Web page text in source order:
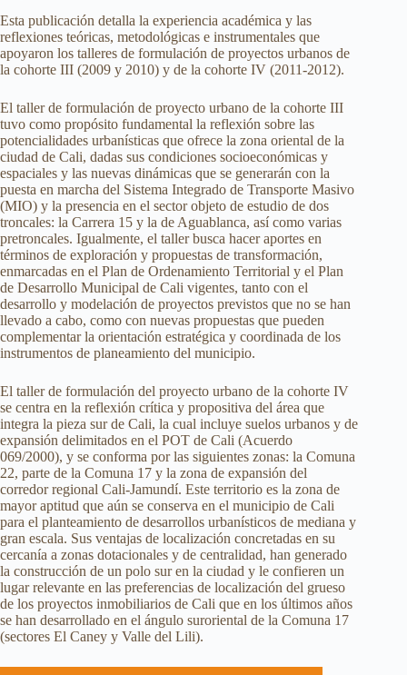
Esta publicación detalla la experiencia académica y las
reflexiones teóricas, metodológicas e instrumentales que
apoyaron los talleres de formulación de proyectos urbanos de
la cohorte III (2009 y 2010) y de la cohorte IV (2011-2012).
El taller de formulación de proyecto urbano de la cohorte III
tuvo como propósito fundamental la reflexión sobre las
potencialidades urbanísticas que ofrece la zona oriental de la
ciudad de Cali, dadas sus condiciones socioeconómicas y
espaciales y las nuevas dinámicas que se generarán con la
puesta en marcha del Sistema Integrado de Transporte Masivo
(MIO) y la presencia en el sector objeto de estudio de dos
troncales: la Carrera 15 y la de Aguablanca, así como varias
pretroncales. Igualmente, el taller busca hacer aportes en
términos de exploración y propuestas de transformación,
enmarcadas en el Plan de Ordenamiento Territorial y el Plan
de Desarrollo Municipal de Cali vigentes, tanto con el
desarrollo y modelación de proyectos previstos que no se han
llevado a cabo, como con nuevas propuestas que pueden
complementar la orientación estratégica y coordinada de los
instrumentos de planeamiento del municipio.
El taller de formulación del proyecto urbano de la cohorte IV
se centra en la reflexión crítica y propositiva del área que
integra la pieza sur de Cali, la cual incluye suelos urbanos y de
expansión delimitados en el POT de Cali (Acuerdo
069/2000), y se conforma por las siguientes zonas: la Comuna
22, parte de la Comuna 17 y la zona de expansión del
corredor regional Cali-Jamundí. Este territorio es la zona de
mayor aptitud que aún se conserva en el municipio de Cali
para el planteamiento de desarrollos urbanísticos de mediana y
gran escala. Sus ventajas de localización concretadas en su
cercanía a zonas dotacionales y de centralidad, han generado
la construcción de un polo sur en la ciudad y le confieren un
lugar relevante en las preferencias de localización del grueso
de los proyectos inmobiliarios de Cali que en los últimos años
se han desarrollado en el ángulo suroriental de la Comuna 17
(sectores El Caney y Valle del Lili).